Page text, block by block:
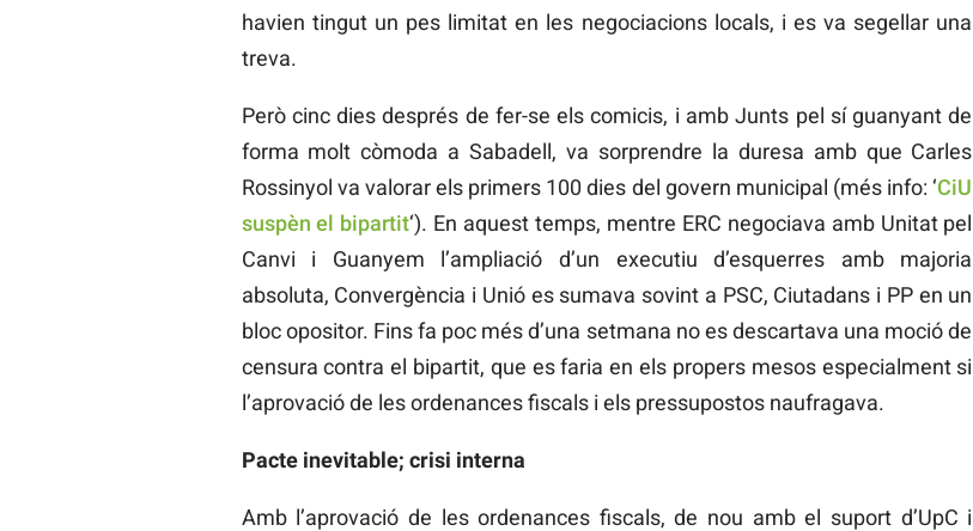
havien tingut un pes limitat en les negociacions locals, i es va segellar una
treva.
Però cinc dies després de fer-se els comicis, i amb Junts pel sí guanyant de
forma molt còmoda a Sabadell, va sorprendre la duresa amb que Carles
Rossinyol va valorar els primers 100 dies del govern municipal (més info: ‘CiU
suspèn el bipartit‘). En aquest temps, mentre ERC negociava amb Unitat pel
Canvi i Guanyem l’ampliació d’un executiu d’esquerres amb majoria
absoluta, Convergència i Unió es sumava sovint a PSC, Ciutadans i PP en un
bloc opositor. Fins fa poc més d’una setmana no es descartava una moció de
censura contra el bipartit, que es faria en els propers mesos especialment si
l’aprovació de les ordenances fiscals i els pressupostos naufragava.
Pacte inevitable; crisi interna
Amb l’aprovació de les ordenances fiscals, de nou amb el suport d’UpC i